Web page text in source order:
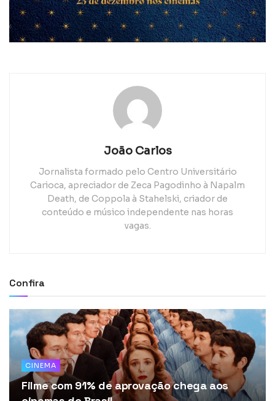
João Carlos
Jornalista formado pelo Centro Universitário
Carioca, apreciador de Zeca Pagodinho à Napalm
Death, de Coppola à Stahelski, criador de
conteúdo e músico independente nas horas
vagas.
Confira
CINEMA
Filme com 91% de aprovação chega aos